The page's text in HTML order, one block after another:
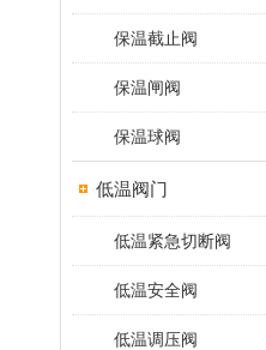
保温截止阀
保温闸阀
保温球阀
低温阀门
低温紧急切断阀
低温安全阀
低温调压阀